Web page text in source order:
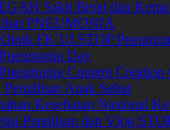
Sakit Berat dan
PNEUMONIA
FK UI STOP
Day
Content Creation
Pemilihan Anak Sehat
Kesehatan Nasional
Penulisan dan Vlog